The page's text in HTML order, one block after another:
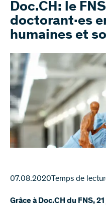
Doc.CH: le
doctorant·es
humaines et
07.08.2020 Temps de
Grâce à Doc.CH du FNS,